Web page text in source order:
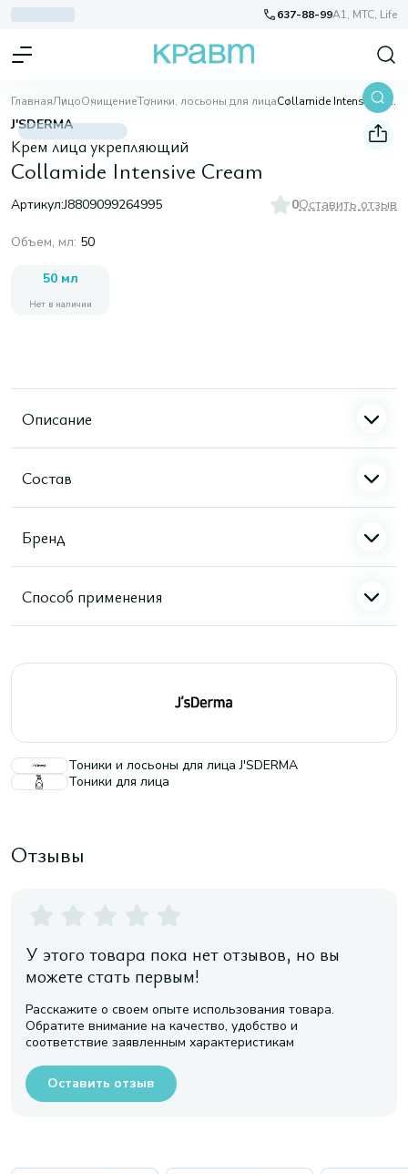
637-88-99A1, МТС, Life
ГлавнаяЛицоОчищениеТоники, лосьоны для лица Collamide Intensive Cream
J'SDERMA
Крем лица укрепляющий
Collamide Intensive Cream
Артикул:J8809099264995 0Оставить отзыв
Объем, мл: 50
50 мл
Нет в наличии
Описание
Состав
Бренд
Способ применения
Тоники и лосьоны для лица J'SDERMA
Тоники для лица
Отзывы
У этого товара пока нет отзывов, но вы
можете стать первым!
Расскажите о своем опыте использования товара.
Обратите внимание на качество, удобство и
соответствие заявленным характеристикам
Оставить отзыв